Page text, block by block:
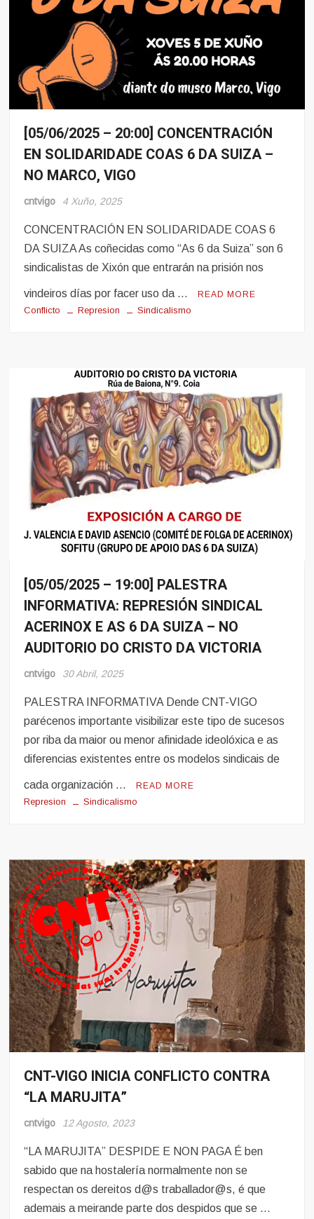
Sindicalismo
[05/06/2025 – 20:00] CONCENTRACIÓN
EN SOLIDARIDADE COAS 6 DA SUIZA –
NO MARCO, VIGO
cntvigo 4 Xuño, 2025
CONCENTRACIÓN EN SOLIDARIDADE COAS 6
DA SUIZA As coñecidas como “As 6 da Suiza” son 6
sindicalistas de Xixón que entrarán na prisión nos
vindeiros días por facer uso da … READ MORE
Conflicto Represion Sindicalismo
Eventos
[05/05/2025 – 19:00] PALESTRA
INFORMATIVA: REPRESIÓN SINDICAL
ACERINOX E AS 6 DA SUIZA – NO
AUDITORIO DO CRISTO DA VICTORIA
cntvigo 30 Abril, 2025
PALESTRA INFORMATIVA Dende CNT-VIGO
parécenos importante visibilizar este tipo de sucesos
por riba da maior ou menor afinidade ideolóxica e as
diferencias existentes entre os modelos sindicais de
cada organización … READ MORE
Represion Sindicalismo
Conflito
Hosteleria
CNT-VIGO INICIA CONFLICTO CONTRA
“LA MARUJITA”
cntvigo 12 Agosto, 2023
“LA MARUJITA” DESPIDE E NON PAGA É ben
sabido que na hostalería normalmente non se
respectan os dereitos d@s traballador@s, é que
ademais a meirande parte dos despidos que se …